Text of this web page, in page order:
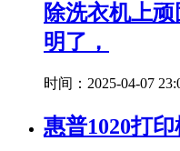
除洗衣机上
明了，
时间：2025-04-07
惠普1020打